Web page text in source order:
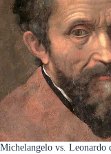
Michelangelo vs. Leonardo